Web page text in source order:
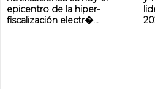
epicentro de la hiper-
fiscalización electr�...